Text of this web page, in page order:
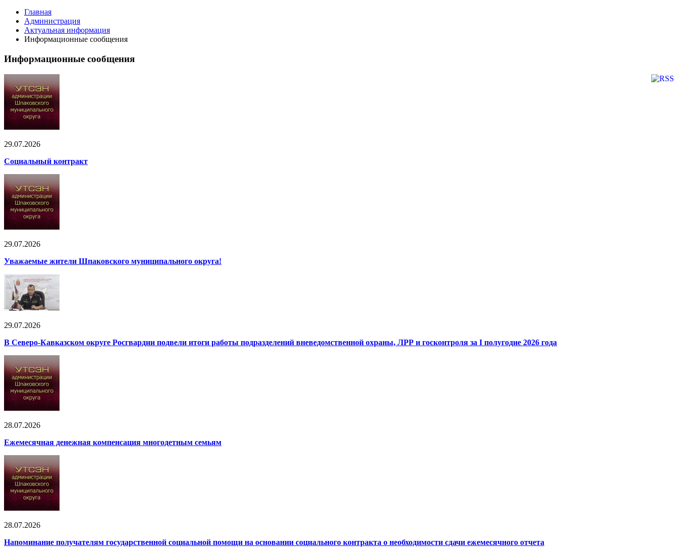
Главная
Администрация
Актуальная информация
Информационные сообщения
Информационные сообщения
29.07.2026
Социальный контракт
29.07.2026
Уважаемые жители Шпаковского муниципального округа!
29.07.2026
В Северо-Кавказском округе Росгвардии подвели итоги работы подразделений вневедомственной охраны, ЛРР и госконтроля за I полугодие 2026 года
28.07.2026
Ежемесячная денежная компенсация многодетным семьям
28.07.2026
Напоминание получателям государственной социальной помощи на основании социального контракта о необходимости сдачи ежемесячного отчета